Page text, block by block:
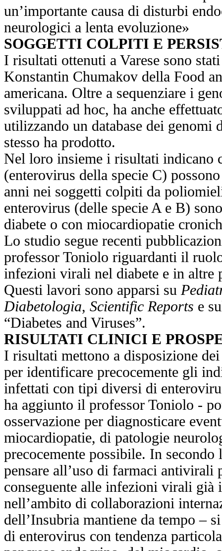
un’importante causa di disturbi
neurologici a lenta evoluzione»
SOGGETTI COLPITI E
I risultati ottenuti a Varese sono
Konstantin Chumakov della Food
americana. Oltre a sequenziare i
sviluppati ad hoc, ha anche
utilizzando un database dei genomi
stesso ha prodotto.
Nel loro insieme i risultati indicano
(enterovirus della specie C)
anni nei soggetti colpiti da
enterovirus (delle specie A e B)
diabete o con miocardiopatie
Lo studio segue recenti
professor Toniolo riguardanti il
infezioni virali nel diabete e in altre
Questi lavori sono apparsi su
Diabetologia, Scientific Reports e
“Diabetes and Viruses”.
RISULTATI CLINICI E
I risultati mettono a disposizione
per identificare precocemente gli
infettati con tipi diversi di
ha aggiunto il professor Toniolo -
osservazione per diagnosticare
miocardiopatie, di patologie
precocemente possibile. In
pensare all’uso di farmaci antivirali
conseguente alle infezioni virali già
nell’ambito di collaborazioni
dell’Insubria mantiene da tempo –
di enterovirus con tendenza